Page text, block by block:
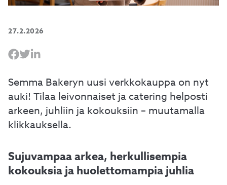
27.2.2026
Semma Bakeryn uusi verkkokauppa on nyt
auki! Tilaa leivonnaiset ja catering helposti
arkeen, juhliin ja kokouksiin – muutamalla
klikkauksella.
Sujuvampaa arkea, herkullisempia
kokouksia ja huolettomampia juhlia